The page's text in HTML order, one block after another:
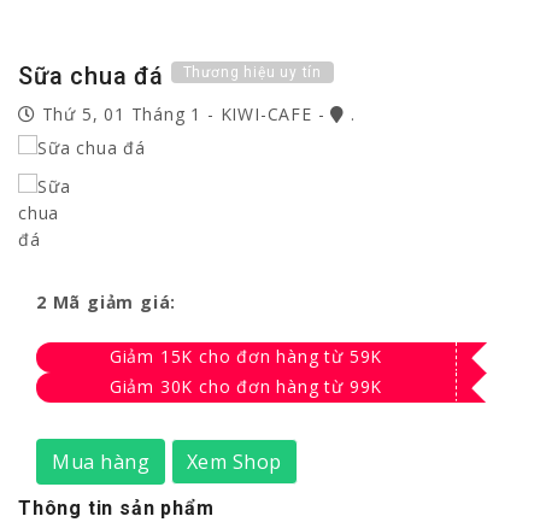
Sữa chua đá Thương hiệu uy tín
Thứ 5, 01 Tháng 1 - KIWI-CAFE - .
2 Mã giảm giá:
Giảm 15K cho đơn hàng từ 59K
Giảm 30K cho đơn hàng từ 99K
Mua hàng Xem Shop
Thông tin sản phẩm